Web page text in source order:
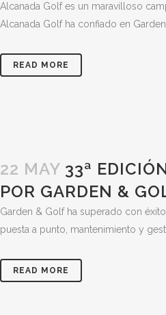
Alcanada Golf es un maravilloso
Alcanada Golf ha confiado en
READ MORE
22 MAY 33ª
POR GARDEN &
Garden & Golf ha superado con
puesta a punto, mantenimiento y
READ MORE